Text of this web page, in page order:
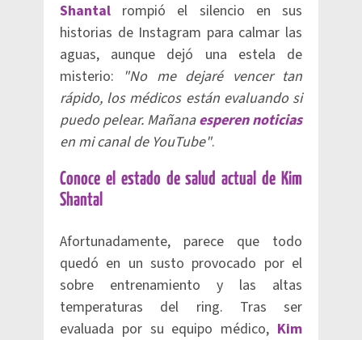
Shantal rompió el silencio en sus
historias de Instagram para calmar las
aguas, aunque dejó una estela de
misterio: "No me dejaré vencer tan
rápido, los médicos están evaluando si
puedo pelear. Mañanaesperen noticias
en mi canal de YouTube".
Conoce el estado de salud actual de Kim
Shantal
Afortunadamente, parece que todo
quedó en un susto provocado por el
sobre entrenamiento y las altas
temperaturas del ring. Tras ser
evaluada por su equipo médico, Kim